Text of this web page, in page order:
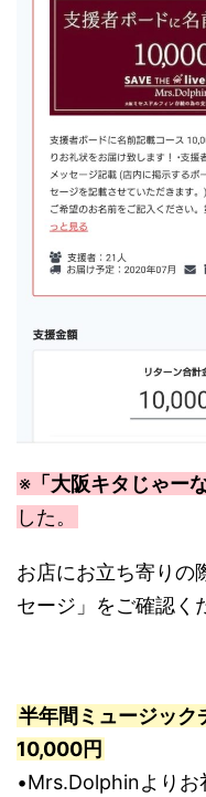
※ 「大阪キタじゃー
した。
お店にお立ち寄りの
セージ」をご確認く
半年間ミュージッ
10,000円
•Mrs.Dolphinよりお